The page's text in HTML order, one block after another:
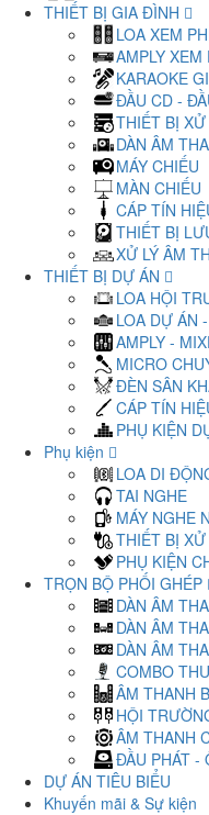
THIẾT BỊ GIA ĐÌNH
LOA XEM
AMPLY
KARAOKE
ĐẦU CD -
THIẾT BỊ
DÀN ÂM
MÁY CHIẾU
MÀN CHIẾU
CÁP TÍN
THIẾT BỊ
XỬ LÝ ÂM
THIẾT BỊ DỰ ÁN
LOA HỘI
LOA DỰ ÁN
AMPLY -
MICRO
ĐÈN SÂN
CÁP TÍN
PHỤ KIỆN
Phụ kiện
LOA DI
TAI NGHE
MÁY NGHE
THIẾT BỊ
PHỤ KIỆN
TRỌN BỘ PHỐI GHÉP
DÀN ÂM
DÀN ÂM
DÀN ÂM
COMBO
ÂM THANH
HỘI
ÂM THANH
ĐẦU PHÁT -
DỰ ÁN TIÊU BIỂU
Khuyến mãi & Sự kiện